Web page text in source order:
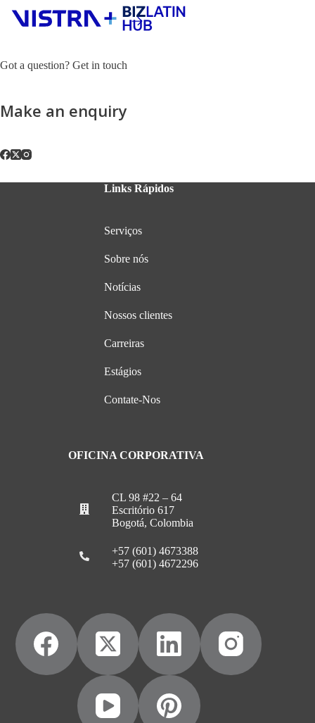
Got a question? Get in touch
Make an enquiry
Links Rápidos
Serviços
Sobre nós
Notícias
Nossos clientes
Carreiras
Estágios
Contate-Nos
OFICINA CORPORATIVA
CL 98 #22 – 64
Escritório 617
Bogotá, Colombia
+57 (601) 4673388
+57 (601) 4672296